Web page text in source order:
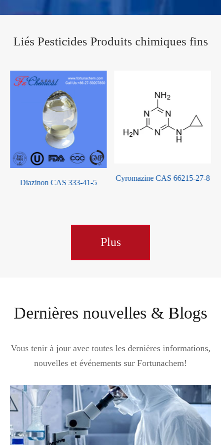
Liés Pesticides Produits chimiques fins
41-5
Cyromazine CAS 66215-27-8
Cyfluthrine CAS
Plus
Dernières nouvelles & Blogs
Vous tenir à jour avec toutes les dernières informations,
nouvelles et événements sur Fortunachem!